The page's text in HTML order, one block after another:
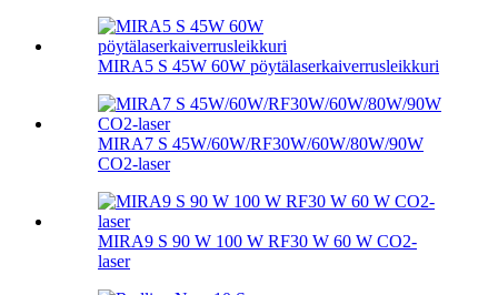
MIRA5 S 45W 60W pöytälaserkaiverrusleikkuri
MIRA7 S 45W/60W/RF30W/60W/80W/90W
CO2-laser
MIRA9 S 90 W 100 W RF30 W 60 W CO2-
laser